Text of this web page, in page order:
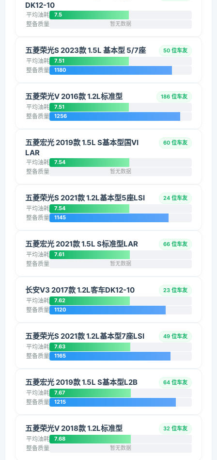
DK12-10
平均油耗 7.5
整备质量 暂无数据
五菱荣光S 2023款 1.5L 基本型 5/7座 50 位车友
平均油耗 7.51
整备质量 1180
五菱荣光V 2016款 1.2L标准型 186 位车友
平均油耗 7.51
整备质量 1256
五菱宏光 2019款 1.5L S基本型国VI
LAR
60 位车友
平均油耗 7.54
整备质量 暂无数据
五菱荣光S 2021款 1.2L基本型5座LSI 24 位车友
平均油耗 7.54
整备质量 1145
五菱宏光 2021款 1.5L S标准型LAR 66 位车友
平均油耗 7.61
整备质量 暂无数据
长安V3 2017款 1.2L客车DK12-10 23 位车友
平均油耗 7.62
整备质量 1120
五菱荣光S 2021款 1.2L基本型7座LSI 49 位车友
平均油耗 7.63
整备质量 1165
五菱宏光 2019款 1.5L S基本型L2B 64 位车友
平均油耗 7.67
整备质量 1215
五菱荣光V 2018款 1.2L标准型 32 位车友
平均油耗 7.68
整备质量 暂无数据